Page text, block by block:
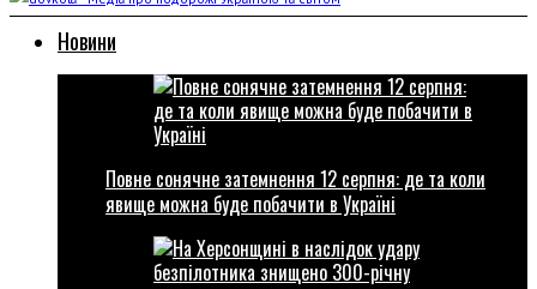
Новини
Повне сонячне затемнення 12 серпня: де та коли
явище можна буде побачити в Україні